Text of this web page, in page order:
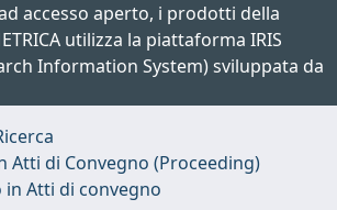
accesso aperto, i prodotti della
utilizza la piattaforma IRIS
Information System) sviluppata da
Atti di Convegno (Proceeding)
Atti di convegno